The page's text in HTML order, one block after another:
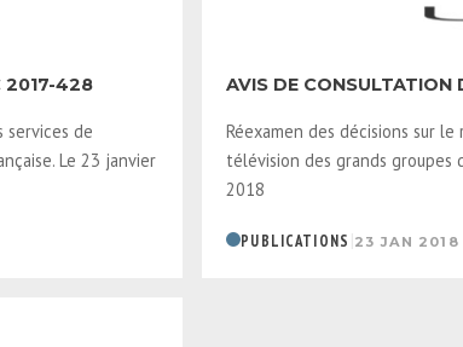
2017-428
services de
Le 23 janvier
AVIS DE
Réexamen des décisions sur
télévision des grands groupes
2018
PUBLICATIONS 23 JAN 2018